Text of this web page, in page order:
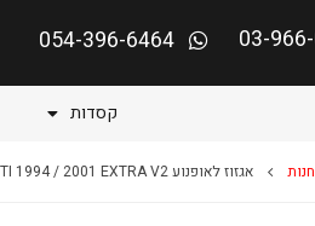
03-
054-396-6464
קסדות
חנות אגזוז לאופנוע F12 PHANTOM LIQUID MALAGUTI 1994 / 2001 EXTRA V2